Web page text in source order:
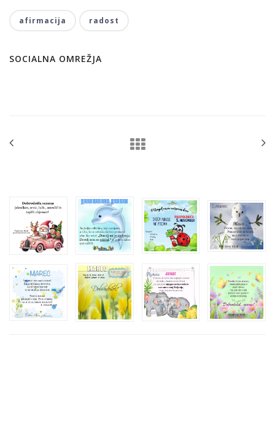
afirmacija radost
SOCIALNA OMREŽJA